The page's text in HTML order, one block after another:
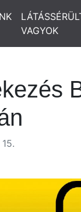
VAGYOK